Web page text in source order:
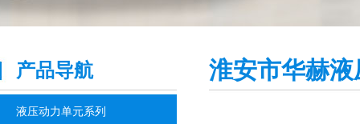
产品导航
液压动力单元系列
淮安市华赫